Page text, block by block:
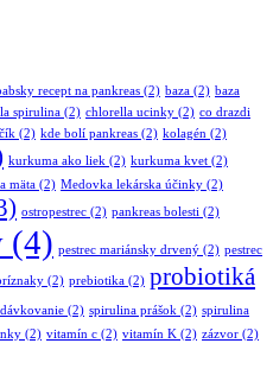
recept na pankreas (2) baza (2) baza
spirulina (2) chlorella ucinky (2) co drazdi
(2) kde bolí pankreas (2) kolagén (2)
kurkuma ako liek (2) kurkuma kvet (2)
mäta (2) Medovka lekárska účinky (2)
ostropestrec (2) pankreas bolesti (2)
(4) pestrec mariánsky drvený (2) pestrec
(2) prebiotika (2) probiotiká
(2) spirulina prášok (2) spirulina
(2) vitamín c (2) vitamín K (2) zázvor (2)